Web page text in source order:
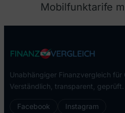
Mobilfunktarife
Unabhängiger Finanzvergleich für
Verständlich, transparent, geprüft.
Facebook Instagram